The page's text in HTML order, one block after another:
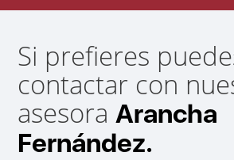
Si prefieres
contactar con
asesoraArancha
Fernández.